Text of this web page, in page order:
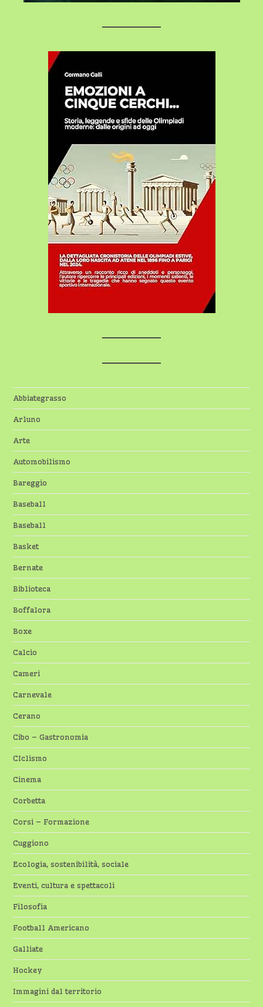
Abbiategrasso
Arluno
Arte
Automobilismo
Bareggio
Baseball
Baseball
Basket
Bernate
Biblioteca
Boffalora
Boxe
Calcio
Cameri
Carnevale
Cerano
Cibo – Gastronomia
CIclismo
Cinema
Corbetta
Corsi – Formazione
Cuggiono
Ecologia, sostenibilità, sociale
Eventi, cultura e spettacoli
Filosofia
Football Americano
Galliate
Hockey
Immagini dal territorio